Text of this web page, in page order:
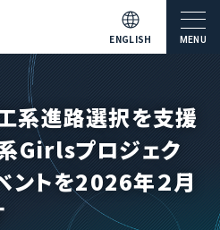
ENGLISH MENU
系進路選択を支援
Girlsプロジェク
ントを2026年２月